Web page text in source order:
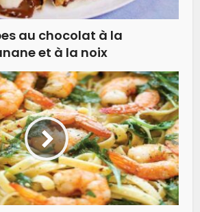
au chocolat à la
et à la noix